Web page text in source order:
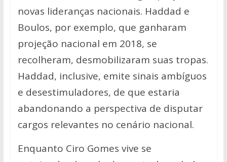
novas lideranças nacionais. Haddad e
Boulos, por exemplo, que ganharam
projeção nacional em 2018, se
recolheram, desmobilizaram suas tropas.
Haddad, inclusive, emite sinais ambíguos
e desestimuladores, de que estaria
abandonando a perspectiva de disputar
cargos relevantes no cenário nacional.
Enquanto Ciro Gomes vive se